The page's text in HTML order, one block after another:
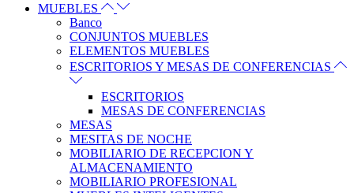
MUEBLES
Banco
CONJUNTOS MUEBLES
ELEMENTOS MUEBLES
ESCRITORIOS Y MESAS DE CONFERENCIAS
ESCRITORIOS
MESAS DE CONFERENCIAS
MESAS
MESITAS DE NOCHE
MOBILIARIO DE RECEPCION Y
ALMACENAMIENTO
MOBILIARIO PROFESIONAL